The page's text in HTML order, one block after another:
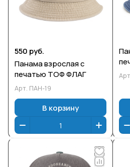
550 руб.
Панама взрослая с
печатью ТОФ ФЛАГ
Арт. ПАН-19
В корзину